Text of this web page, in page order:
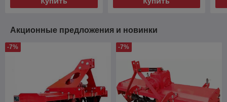
Акционные предложения и новинки
-7% -7%